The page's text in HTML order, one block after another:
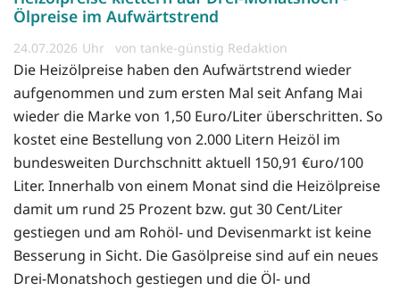
Ölpreise im Aufwärtstrend
24.07.2026 von tanke-günstig Redaktion
Die Heizölpreise haben den Aufwärtstrend wieder
aufgenommen und zum ersten Mal seit Anfang Mai
wieder die Marke von 1,50 Euro/Liter überschritten. So
kostet eine Bestellung von 2.000 Litern Heizöl im
bundesweiten Durchschnitt aktuell 150,91 €uro/100
Liter. Innerhalb von einem Monat sind die Heizölpreise
damit um rund 25 Prozent bzw. gut 30 Cent/Liter
gestiegen und am Rohöl- und Devisenmarkt ist keine
Besserung in Sicht. Die Gasölpreise sind auf ein neues
Drei-Monatshoch gestiegen und die Öl- und